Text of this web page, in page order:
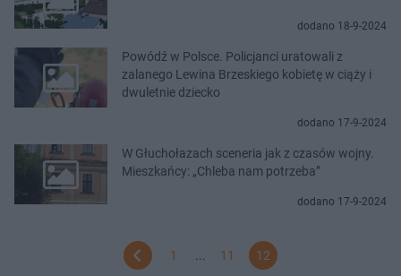
dodano 18-9-2024
Powódź w Polsce. Policjanci uratowali z
zalanego Lewina Brzeskiego kobietę w ciąży i
dwuletnie dziecko
dodano 17-9-2024
W Głuchołazach sceneria jak z czasów wojny.
Mieszkańcy: „Chleba nam potrzeba”
dodano 17-9-2024
1 11 12